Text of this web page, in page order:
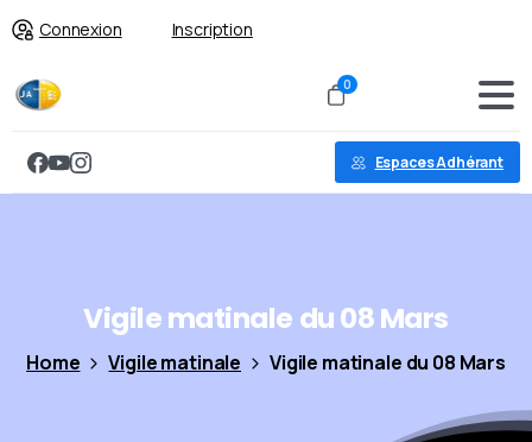
Connexion Inscription
0
Espaces Adhérant
Vigilematinale du08Mars
Home Vigile matinale Vigile matinale du 08 Mars